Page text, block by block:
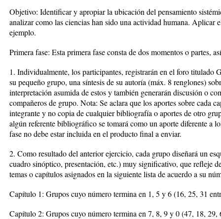
Objetivo: Identificar y apropiar la ubicación del pensamiento
analizar como las ciencias han sido una actividad humana. Aplicar
ejemplo.
Primera fase: Esta primera fase consta de dos momentos o partes,
1. Individualmente, los participantes, registrarán en el foro titulado
su pequeño grupo, una síntesis de su autoría (máx. 8 renglones)
interpretación asumida de estos y también generarán discusión o
compañeros de grupo. Nota: Se aclara que los aportes sobre cada
integrante y no copia de cualquier bibliografía o aportes de otro
algún referente bibliográfico se tomará como un aporte diferente a
fase no debe estar incluida en el producto final a enviar.
2. Como resultado del anterior ejercicio, cada grupo diseñará un
cuadro sinóptico, presentación, etc.) muy significativo, que refleje
temas o capítulos asignados en la siguiente lista de acuerdo a su
Capítulo 1: Grupos cuyo número termina en 1, 5 y 6 (16, 25, 31
Capítulo 2: Grupos cuyo número termina en 7, 8, 9 y 0 (47, 18, 29,